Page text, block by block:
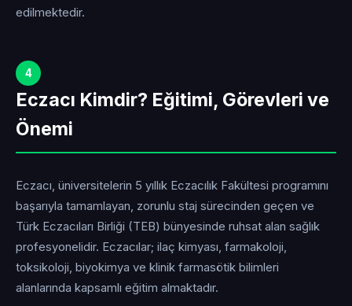
edilmektedir.
4
Eczacı Kimdir? Eğitimi, Görevleri ve
Önemi
Eczacı, üniversitelerin 5 yıllık Eczacılık Fakültesi programını
başarıyla tamamlayan, zorunlu staj sürecinden geçen ve
Türk Eczacıları Birliği (TEB) bünyesinde ruhsat alan sağlık
profesyonelidir. Eczacılar; ilaç kimyası, farmakoloji,
toksikoloji, biyokimya ve klinik farmasötik bilimleri
alanlarında kapsamlı eğitim almaktadır.